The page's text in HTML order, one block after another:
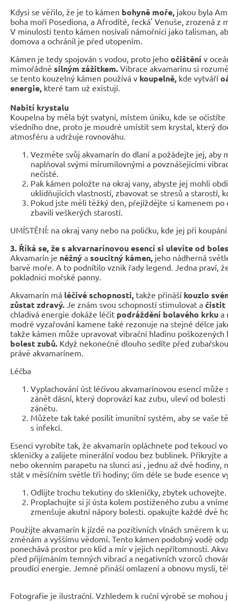
Kdysi se věřilo, že je to kámen bohyně moře, jakou byla
boha moří Posediona, a Afrodíté, řecká' Venuše, zrozená z
V minulosti tento kámen nosívali námořníci jako talisman,
domova a ochránil je před utopením.
Kámen je tedy spojován s vodou, proto jeho očištění v
mimořádně silným zážitkem. Vibrace akvamarínu si
se tento kouzelný kámen používá v koupelně, kde vytváří
energie, které tam už existují.
Nabití krystalu
Koupelna by měla být svatyní, místem úniku, kde se
všedního dne, proto je moudré umístit sem krystal, který
atmosféru a udržuje rovnováhu.
Vezměte svůj akvamarín do dlaní a požádejte jej, aby
naplňoval svými mírumilovnými a povznášejícími
nečisté.
Pak kámen položte na okraj vany, abyste jej mohli
uklidňujících vlastností, zbavovat se stresů a starostí,
Pokud jste měli těžký den, přejíždějte si kamenem po
zbavili veškerých starostí.
UMÍSTĚNÍ: na okraj vany nebo na poličku, kde jej při
3. Říká se, že s akvarnarínovou esencí si ulevíte od
Akvamarín je něžný a soucitný kámen, jeho nádherná
barvě moře. A to podnítilo vznik řady legend. Jedna praví,
pokladnici mořské panny.
Akvamarín má léčivé schopnosti, takže přináší kouzlo
zůstat zdravý. Je znám svou schopností stimulovat a čistit
chladivá energie dokáže léčit podráždění bolavého krku a
modré vyzařování kamene také rezonuje na stejné délce
takže kámen může upravovat vibrační hladinu
bolest zubů. Když nekonečně dlouho sedíte před
právě akvamarínem.
Léčba
Vyplachování úst léčivou akvamarínovou esencí
zánět dásní, který doprovází kaz zubu, uleví od
zánětu.
Můžete tak také posílit imunitní systém, aby se vaše
s infekcí.
Esenci vyrobíte tak, že akvamarín opláchnete pod tekoucí
skleničky a zalijete minerální vodou bez bublinek. Přikryjte
nebo okenním parapetu na slunci asi , jednu až dvě hodiny,
stát v měsíčním světle tři hodiny; čím déle se bude esence
Odlijte trochu tekutiny do skleničky, zbytek uchovejte.
Proplachujte si jí ústa kolem postiženého zubu a
zmenšuje akutní nápory bolesti. opakujte každé dvě
Použijte akvamarín k jízdě na pozitivních vlnách směrem k
změnám a vyššímu vědomí. Tento kámen podobný vodě
ponechává prostor pro klid a mír v jejich nepřítomnosti.
před přijímáním temných vibrací a negativních vzorců
proudící energie. Jemně přináší omlazení a obnovu mysli,
Fotografie je ilustrační. Vzhledem k ruční výrobě se